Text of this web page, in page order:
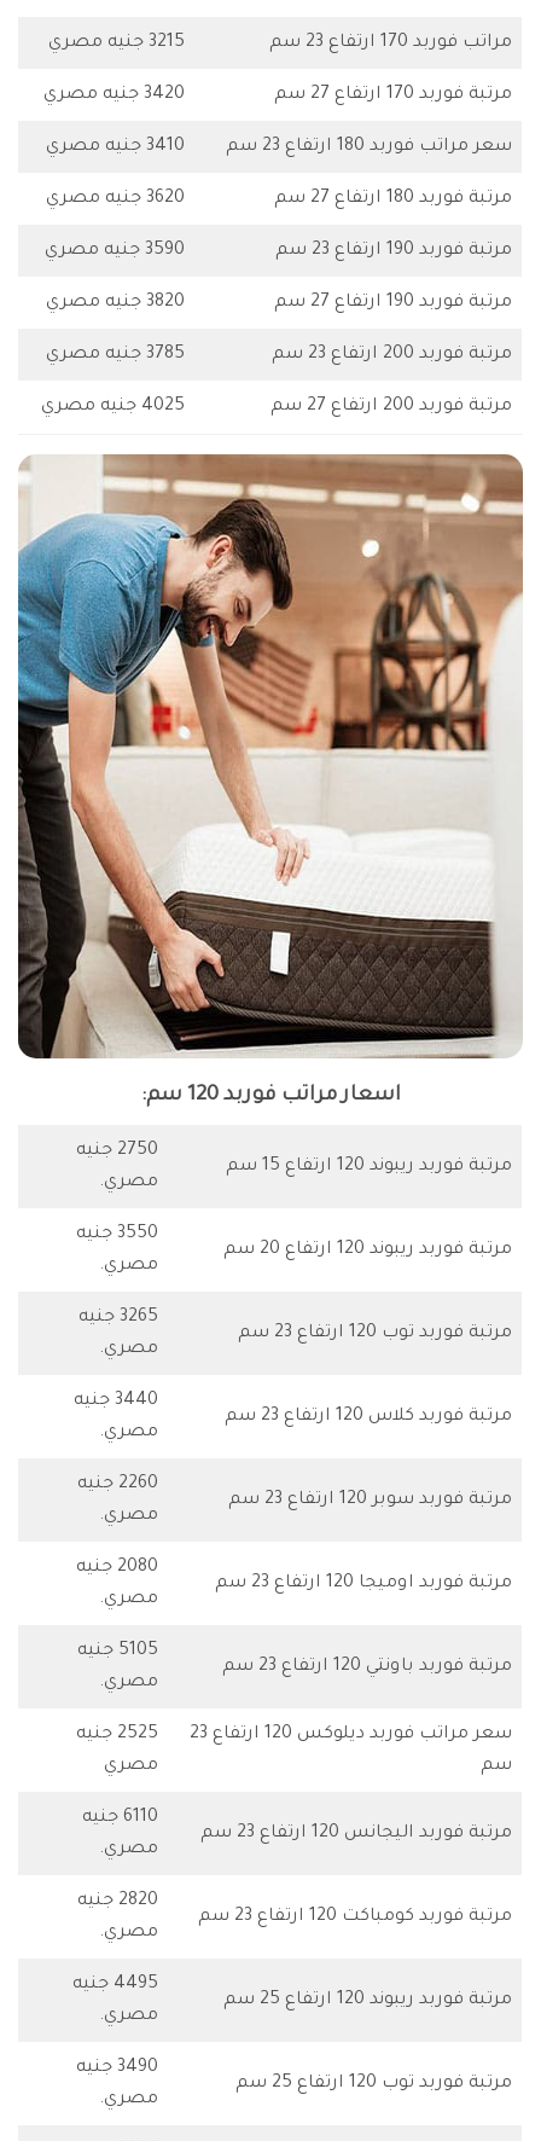
مراتب فوربد 170 ارتفاع 23 سم 3215 جنيه مصري
مرتبة فوربد 170 ارتفاع 27 سم 3420 جنيه مصري
سعر مراتب فوربد 180 ارتفاع 23 سم 3410 جنيه مصري
مرتبة فوربد 180 ارتفاع 27 سم 3620 جنيه مصري
مرتبة فوربد 190 ارتفاع 23 سم 3590 جنيه مصري
مرتبة فوربد 190 ارتفاع 27 سم 3820 جنيه مصري
مرتبة فوربد 200 ارتفاع 23 سم 3785 جنيه مصري
مرتبة فوربد 200 ارتفاع 27 سم 4025 جنيه مصري
اسعار مراتب فوربد 120 سم:
مرتبة فوربد ريبوند 120 ارتفاع 15 سم
2750 جنيه
مصري.
مرتبة فوربد ريبوند 120 ارتفاع 20 سم
3550 جنيه
مصري.
مرتبة فوربد توب 120 ارتفاع 23 سم
3265 جنيه
مصري.
مرتبة فوربد كلاس 120 ارتفاع 23 سم
3440 جنيه
مصري.
مرتبة فوربد سوبر 120 ارتفاع 23 سم
2260 جنيه
مصري.
مرتبة فوربد اوميجا 120 ارتفاع 23 سم
2080 جنيه
مصري.
مرتبة فوربد باونتي 120 ارتفاع 23 سم
5105 جنيه
مصري.
سعر مراتب فوربد ديلوكس 120 ارتفاع 23
سم
2525 جنيه
مصري
مرتبة فوربد اليجانس 120 ارتفاع 23 سم
6110 جنيه
مصري.
مرتبة فوربد كومباكت 120 ارتفاع 23 سم
2820 جنيه
مصري.
مرتبة فوربد ريبوند 120 ارتفاع 25 سم
4495 جنيه
مصري.
مرتبة فوربد توب 120 ارتفاع 25 سم
3490 جنيه
مصري.